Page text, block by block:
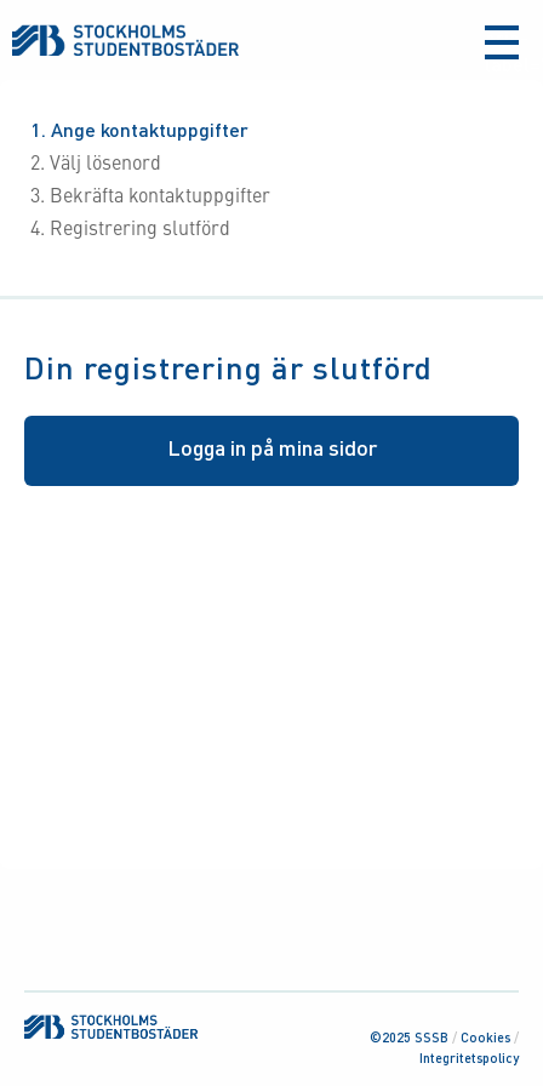
aria-
1 Ange kontaktuppgifter
2 Välj lösenord
3 Bekräfta kontaktuppgifter
4 Registrering slutförd
Din registrering är slutförd
Logga in på mina sidor
©2025 SSSB / Cookies /
Integritetspolicy